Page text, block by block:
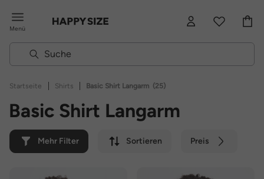
Menü
Startseite | Shirts | Basic Shirt Langarm (25)
Basic Shirt Langarm
Mehr Filter Sortieren Preis